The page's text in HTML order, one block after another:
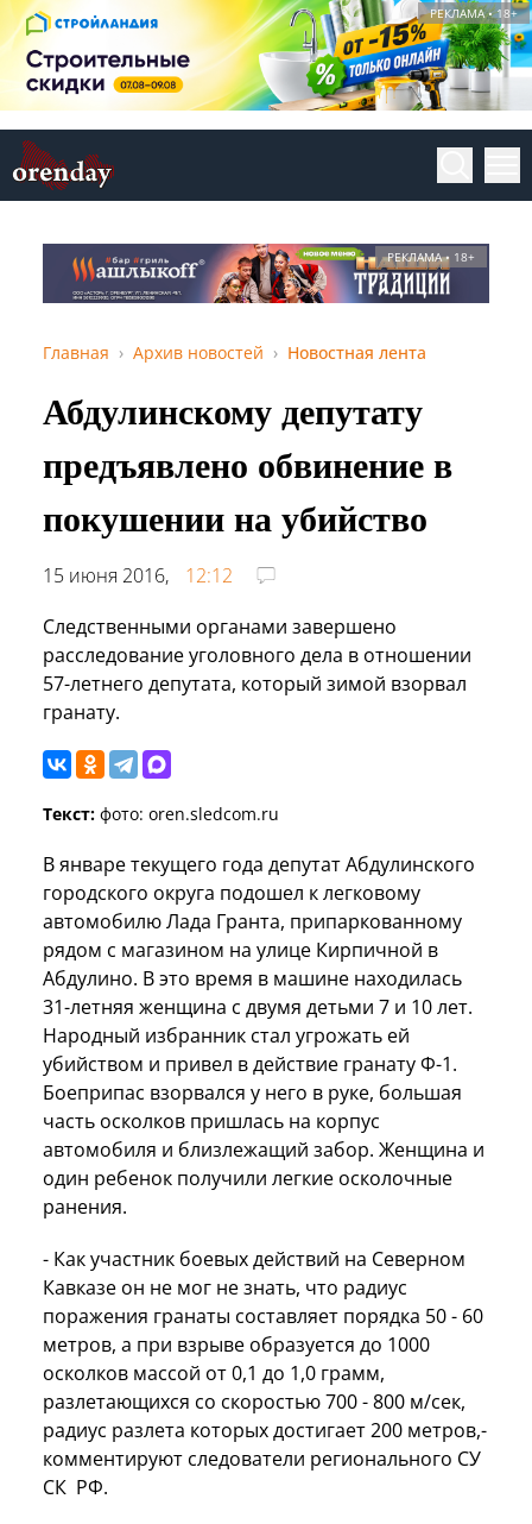
РЕКЛАМА • 18+
РЕКЛАМА • 18+
Главная Архив новостей Новостная лента
Абдулинскому депутату
предъявлено обвинение в
покушении на убийство
15 июня 2016,
12:12
Следственными органами завершено
расследование уголовного дела в отношении
57-летнего депутата, который зимой взорвал
гранату.
Текст: фото: oren.sledcom.ru
В январе текущего года депутат Абдулинского
городского округа подошел к легковому
автомобилю Лада Гранта, припаркованному
рядом с магазином на улице Кирпичной в
Абдулино. В это время в машине находилась
31-летняя женщина с двумя детьми 7 и 10 лет.
Народный избранник стал угрожать ей
убийством и привел в действие гранату Ф-1.
Боеприпас взорвался у него в руке, большая
часть осколков пришлась на корпус
автомобиля и близлежащий забор. Женщина и
один ребенок получили легкие осколочные
ранения.
- Как участник боевых действий на Северном
Кавказе он не мог не знать, что радиус
поражения гранаты составляет порядка 50 - 60
метров, а при взрыве образуется до 1000
осколков массой от 0,1 до 1,0 грамм,
разлетающихся со скоростью 700 - 800 м/сек,
радиус разлета которых достигает 200 метров,-
комментируют следователи регионального СУ
СК РФ.